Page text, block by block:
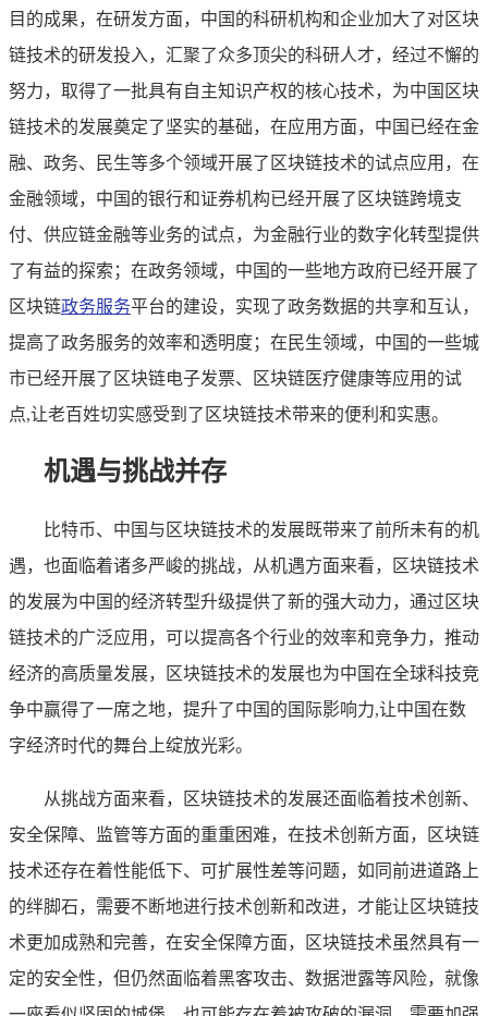
目的成果，在研发方面，中国的科研机构和企业加大了对区块
链技术的研发投入，汇聚了众多顶尖的科研人才，经过不懈的
努力，取得了一批具有自主知识产权的核心技术，为中国区块
链技术的发展奠定了坚实的基础，在应用方面，中国已经在金
融、政务、民生等多个领域开展了区块链技术的试点应用，在
金融领域，中国的银行和证券机构已经开展了区块链跨境支
付、供应链金融等业务的试点，为金融行业的数字化转型提供
了有益的探索；在政务领域，中国的一些地方政府已经开展了
区块链政务服务平台的建设，实现了政务数据的共享和互认，
提高了政务服务的效率和透明度；在民生领域，中国的一些城
市已经开展了区块链电子发票、区块链医疗健康等应用的试
点,让老百姓切实感受到了区块链技术带来的便利和实惠。
机遇与挑战并存
比特币、中国与区块链技术的发展既带来了前所未有的机
遇，也面临着诸多严峻的挑战，从机遇方面来看，区块链技术
的发展为中国的经济转型升级提供了新的强大动力，通过区块
链技术的广泛应用，可以提高各个行业的效率和竞争力，推动
经济的高质量发展，区块链技术的发展也为中国在全球科技竞
争中赢得了一席之地，提升了中国的国际影响力,让中国在数
字经济时代的舞台上绽放光彩。
从挑战方面来看，区块链技术的发展还面临着技术创新、
安全保障、监管等方面的重重困难，在技术创新方面，区块链
技术还存在着性能低下、可扩展性差等问题，如同前进道路上
的绊脚石，需要不断地进行技术创新和改进，才能让区块链技
术更加成熟和完善，在安全保障方面，区块链技术虽然具有一
定的安全性，但仍然面临着黑客攻击、数据泄露等风险，就像